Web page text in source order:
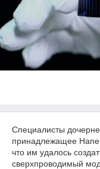
Специалисты
принадлежащее
что им удалось
сверхпроводимый